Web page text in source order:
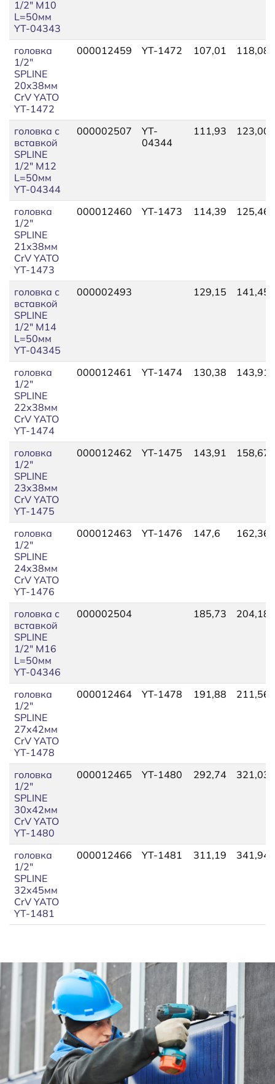
1/2" M10
L=50мм
YT-04343
головка
1/2"
SPLINE
20х38мм
CrV YATO
YT-1472
000012459 YT-1472 107,01 118,08
головка с
вставкой
SPLINE
1/2" M12
L=50мм
YT-04344
000002507
YT-
04344
111,93 123,00
головка
1/2"
SPLINE
21х38мм
CrV YATO
YT-1473
000012460 YT-1473 114,39 125,46
головка с
вставкой
SPLINE
1/2" M14
L=50мм
YT-04345
000002493 129,15 141,45
головка
1/2"
SPLINE
22х38мм
CrV YATO
YT-1474
000012461 YT-1474 130,38 143,91
головка
1/2"
SPLINE
23х38мм
CrV YATO
YT-1475
000012462 YT-1475 143,91 158,67
головка
1/2"
SPLINE
24х38мм
CrV YATO
YT-1476
000012463 YT-1476 147,6 162,36
головка с
вставкой
SPLINE
1/2" M16
L=50мм
YT-04346
000002504 185,73 204,18
головка
1/2"
SPLINE
27х42мм
CrV YATO
YT-1478
000012464 YT-1478 191,88 211,56
головка
1/2"
SPLINE
30х42мм
CrV YATO
YT-1480
000012465 YT-1480 292,74 321,03
головка
1/2"
SPLINE
32х45мм
CrV YATO
YT-1481
000012466 YT-1481 311,19 341,94